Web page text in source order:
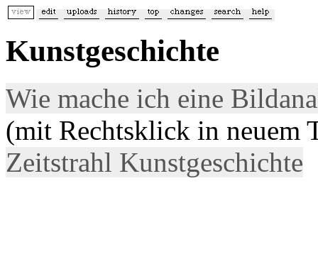
Kunstgeschichte
Wie mache ich eine
(mit Rechtsklick in neuem
Zeitstrahl Kunstgeschichte